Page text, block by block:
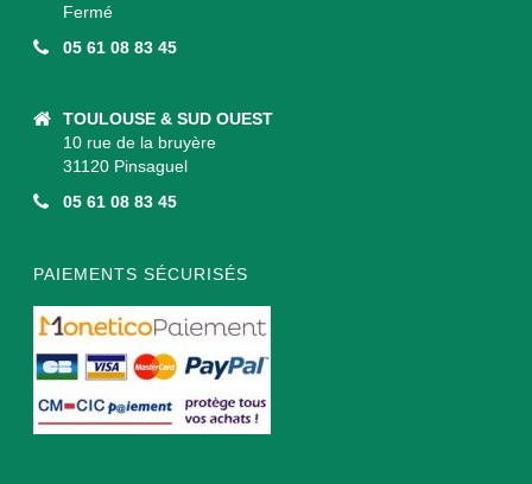
Fermé
05 61 08 83 45
TOULOUSE & SUD OUEST
10 rue de la bruyère
31120 Pinsaguel
05 61 08 83 45
PAIEMENTS SÉCURISÉS